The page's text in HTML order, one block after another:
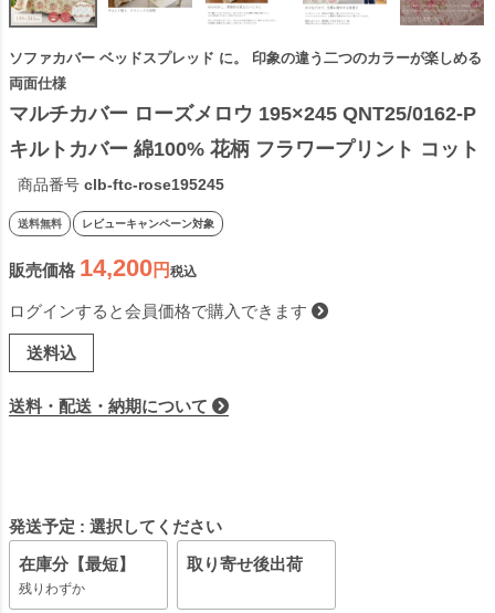
ソファカバー ベッドスプレッド に。 印象の違う二つのカラーが楽しめる
両面仕様
マルチカバー ローズメロウ 195×245 QNT25/0162-P
キルトカバー 綿100% 花柄 フラワープリント コット
ン100% 北欧 ウォッシャブル ラグ マット 長方形 ソ
ファカバー ベッドカバー 厚敷きカバー リバーシブル
商品番号 clb-ftc-rose195245
送料無料 レビューキャンペーン対象
販売価格 14,200 税込
ログインすると会員価格で購入できます
送料込
送料・配送・納期について
発送予定
選択してください
在庫分【最短】
残りわずか
取り寄せ後出荷